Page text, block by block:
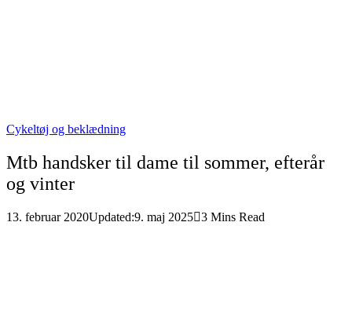
Cykeltøj og beklædning
Mtb handsker til dame til sommer, efterår
og vinter
13. februar 2020Updated:9. maj 2025 3 Mins Read